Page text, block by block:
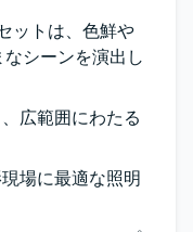
ットは、色鮮や
シーンを演出し
広範囲にわたる
場に最適な照明